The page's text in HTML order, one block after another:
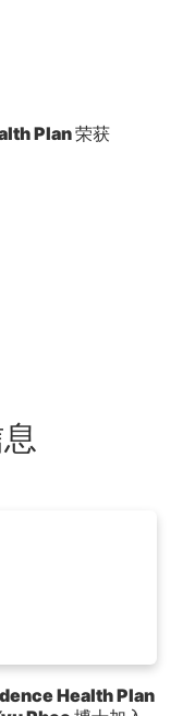
Plan 荣获
Health Plan